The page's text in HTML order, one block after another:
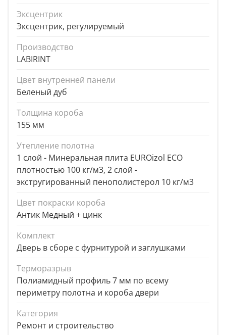
Эксцентрик
Эксцентрик, регулируемый
Производство
LABIRINT
Цвет внутренней панели
Беленый дуб
Толщина короба
155 мм
Утепление полотна
1 слой - Минеральная плита EUROizol ECO
плотностью 100 кг/м3, 2 слой -
экстругированный пенополистерол 10 кг/м3
Цвет покраски короба
Антик Медный + цинк
Комплект
Дверь в сборе с фурнитурой и заглушками
Терморазрыв
Полиамидный профиль 7 мм по всему
периметру полотна и короба двери
Категория
Ремонт и строительство